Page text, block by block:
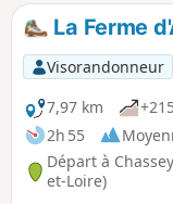
La Ferme
Visorandonneur
7,97 km
2h 55
Départ à
et-Loire)